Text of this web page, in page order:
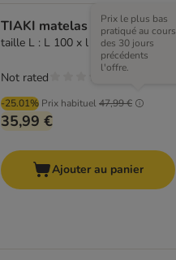
TIAKI matelas Teddy, taupe
taille L : L 100 x l 70 x H 10 cm
-25.01% Prix habituel47,99 €
Prix le plus bas
pratiqué au cours
des 30 jours
précédents
l'offre.
35,99 €
Not rated
Ajouter au panier